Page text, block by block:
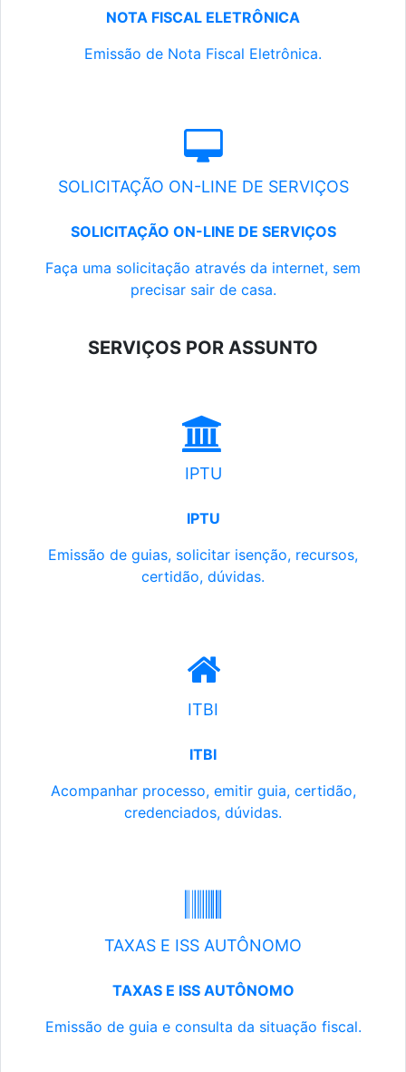
NOTA FISCAL ELETRÔNICA
Emissão de Nota Fiscal Eletrônica.
SOLICITAÇÃO ON-LINE DE SERVIÇOS
SOLICITAÇÃO ON-LINE DE SERVIÇOS
Faça uma solicitação através da internet, sem
precisar sair de casa.
SERVIÇOS POR ASSUNTO
IPTU
IPTU
Emissão de guias, solicitar isenção, recursos,
certidão, dúvidas.
ITBI
ITBI
Acompanhar processo, emitir guia, certidão,
credenciados, dúvidas.
TAXAS E ISS AUTÔNOMO
TAXAS E ISS AUTÔNOMO
Emissão de guia e consulta da situação fiscal.